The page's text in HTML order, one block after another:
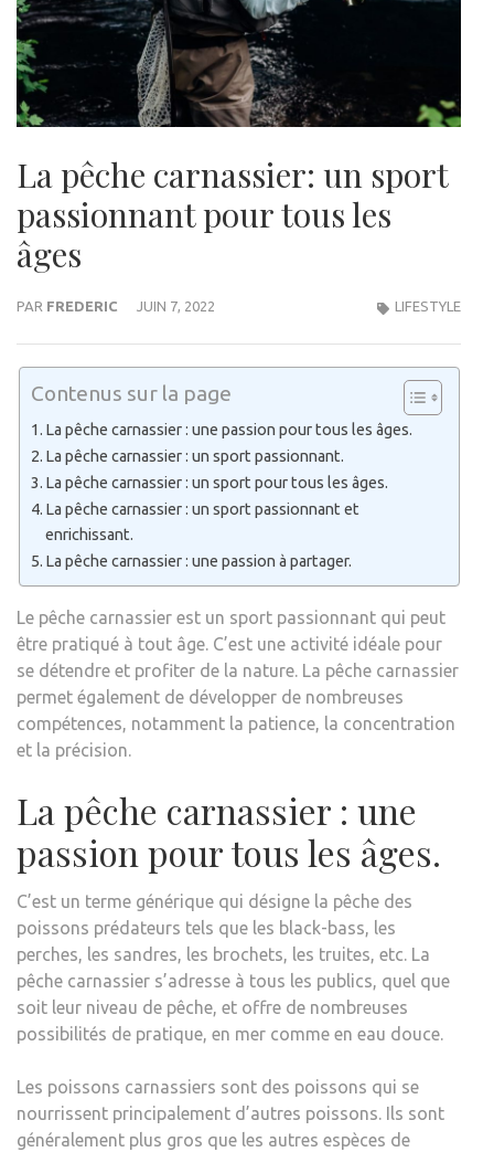
La pêche carnassier: un sport
passionnant pour tous les
âges
PAR FREDERIC JUIN 7, 2022 LIFESTYLE
Contenus sur la page
La pêche carnassier : une passion pour tous les âges.
La pêche carnassier : un sport passionnant.
La pêche carnassier : un sport pour tous les âges.
La pêche carnassier : un sport passionnant et
enrichissant.
La pêche carnassier : une passion à partager.
Le pêche carnassier est un sport passionnant qui peut
être pratiqué à tout âge. C’est une activité idéale pour
se détendre et profiter de la nature. La pêche carnassier
permet également de développer de nombreuses
compétences, notamment la patience, la concentration
et la précision.
La pêche carnassier : une
passion pour tous les âges.
C’est un terme générique qui désigne la pêche des
poissons prédateurs tels que les black-bass, les
perches, les sandres, les brochets, les truites, etc. La
pêche carnassier s’adresse à tous les publics, quel que
soit leur niveau de pêche, et offre de nombreuses
possibilités de pratique, en mer comme en eau douce.
Les poissons carnassiers sont des poissons qui se
nourrissent principalement d’autres poissons. Ils sont
généralement plus gros que les autres espèces de